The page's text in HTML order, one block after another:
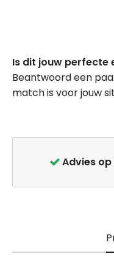
naar
het
begin
afbeeldingen-
Is dit jouw perfecte
Beantwoord een
match is voor jouw
Advies